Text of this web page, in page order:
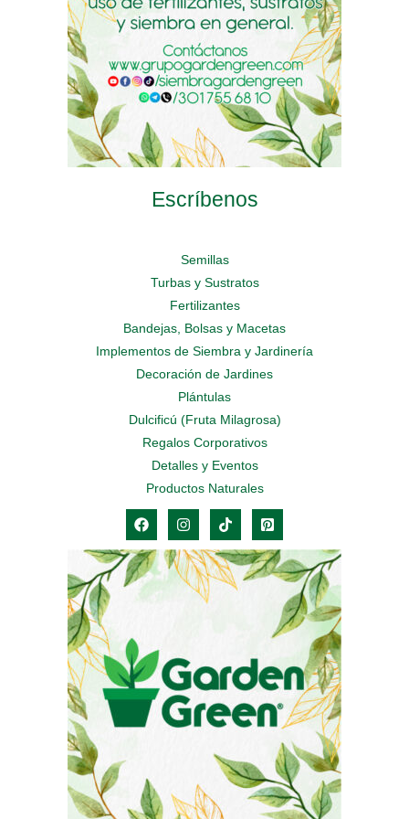
de
producto
de
producto
página
de
producto
Escríbenos
Semillas
Turbas y Sustratos
Fertilizantes
Bandejas, Bolsas y Macetas
Implementos de Siembra y Jardinería
Decoración de Jardines
Plántulas
Dulcificú (Fruta Milagrosa)
Regalos Corporativos
Detalles y Eventos
Productos Naturales